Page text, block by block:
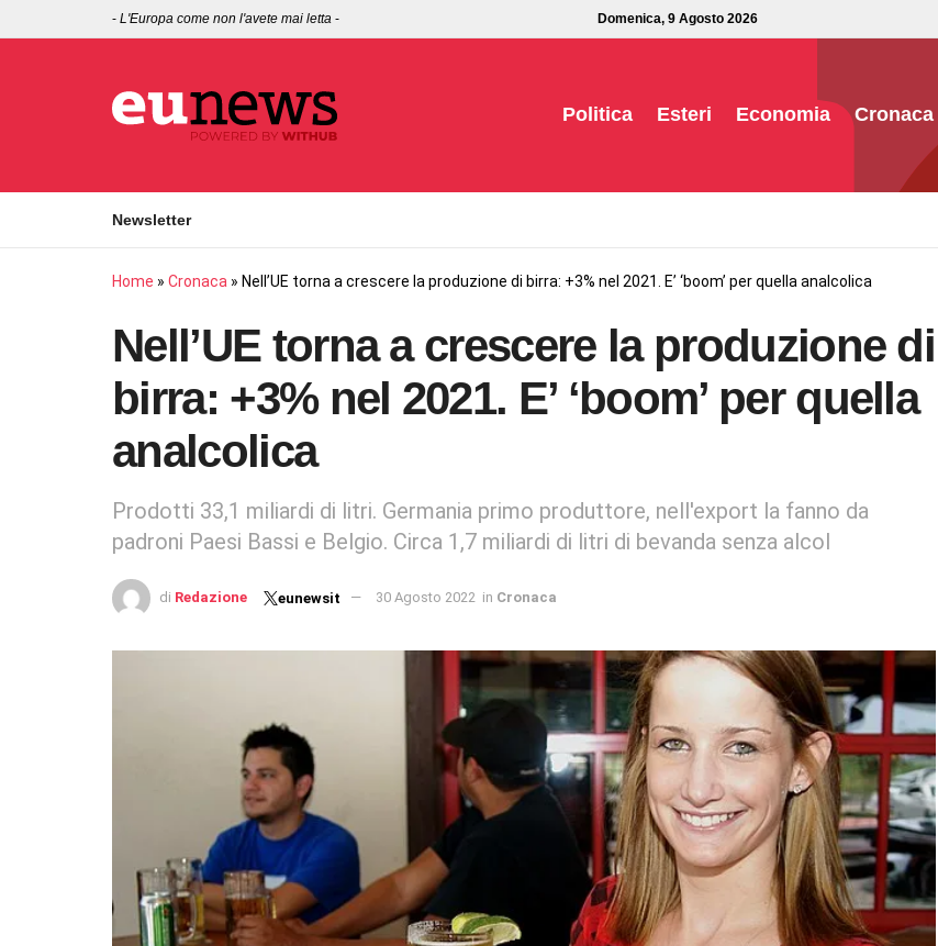
- L'Europa come non l'avete mai letta - Domenica, 9 Agosto 2026
Politica Esteri Economia Cronaca
Newsletter
Home » Cronaca » Nell’UE torna a crescere la produzione di birra: +3% nel 2021. E’ ‘boom’ per quella analcolica
Nell’UE torna a crescere la produzione di
birra: +3% nel 2021. E’ ‘boom’ per quella
analcolica
Prodotti 33,1 miliardi di litri. Germania primo produttore, nell'export la fanno da
padroni Paesi Bassi e Belgio. Circa 1,7 miliardi di litri di bevanda senza alcol
di Redazione eunewsit 30 Agosto 2022 in Cronaca